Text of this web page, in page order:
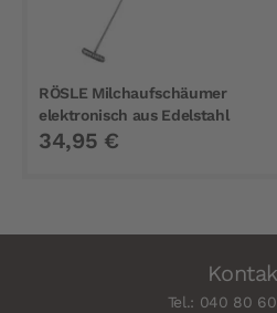
RÖSLE Milchaufschäumer
elektronisch aus Edelstahl
34,95 €
Tel.: 040 80